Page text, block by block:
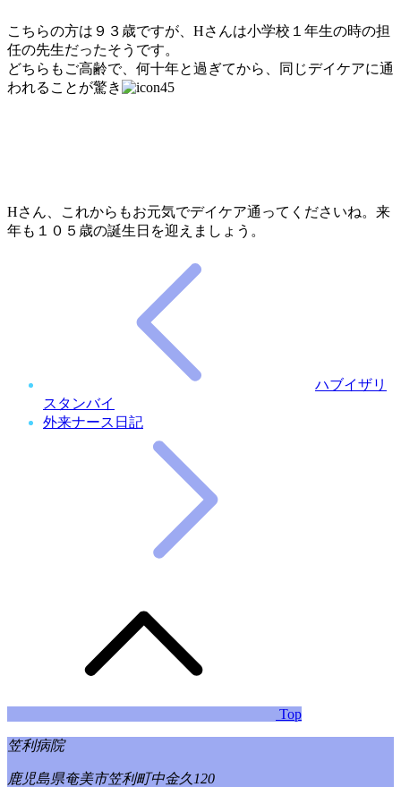
こちらの方は９３歳ですが、Hさんは小学校１年生の時の担
任の先生だったそうです。
どちらもご高齢で、何十年と過ぎてから、同じデイケアに通
われることが驚き
Hさん、これからもお元気でデイケア通ってくださいね。来
年も１０５歳の誕生日を迎えましょう。
ハブイザリ
スタンバイ
外来ナース日記
Top
笠利病院
鹿児島県奄美市笠利町中金久120